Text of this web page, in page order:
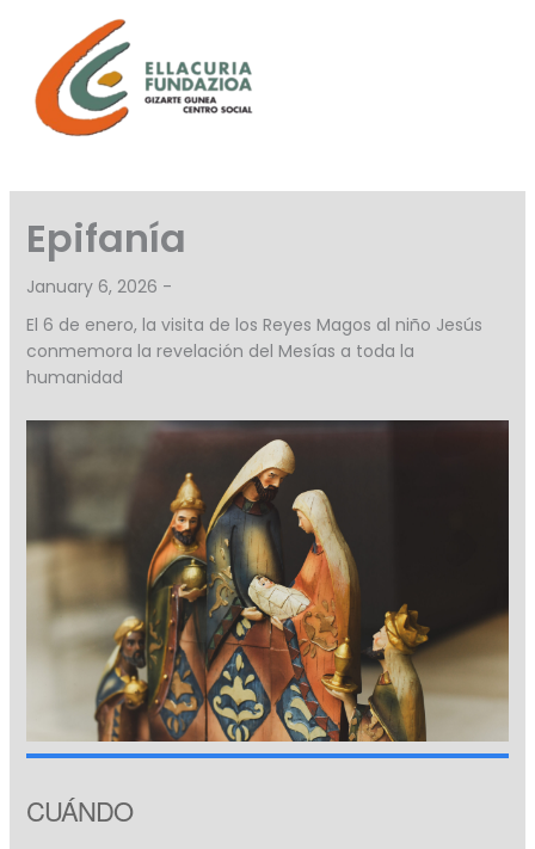
content
Epifanía
January 6, 2026 -
El 6 de enero, la visita de los Reyes Magos al niño Jesús
conmemora la revelación del Mesías a toda la
humanidad
CUÁNDO